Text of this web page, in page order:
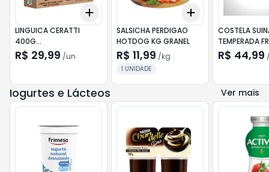
Add
LINGUICA CERATTI
400G
PERNIL/CHIMICHURRI
R$ 29,99 /un
Add
SALSICHA PERDIGAO
HOTDOG KG GRANEL
R$ 11,99 /kg
1 UNIDADE
COSTELA
TEMPERADA
R$ 44,99
Iogurtes e Lácteos Ver mais